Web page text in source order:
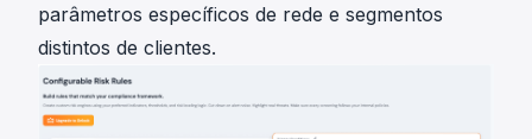
parâmetros específicos de rede e segmentos
distintos de clientes.